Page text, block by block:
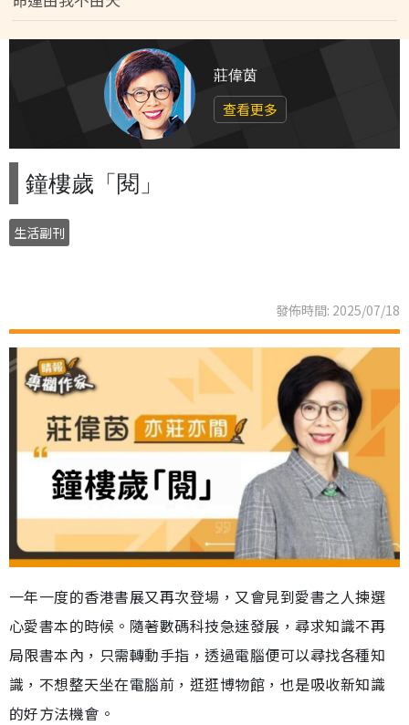
莊偉茵
查看更多
鐘樓歲「閱」
生活副刊
發佈時間: 2025/07/18
一年一度的香港書展又再次登場，又會見到愛書之人揀選
心愛書本的時候。隨著數碼科技急速發展，尋求知識不再
局限書本內，只需轉動手指，透過電腦便可以尋找各種知
識，不想整天坐在電腦前，逛逛博物館，也是吸收新知識
的好方法機會。